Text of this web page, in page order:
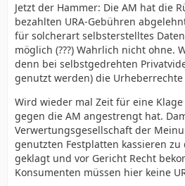
Jetzt der Hammer: Die AM hat die
bezahlten URA-Gebühren
für solcherart selbsterstelltes
möglich (???) Wahrlich nicht ohne.
denn bei selbstgedrehten
genutzt werden) die
Wird wieder mal Zeit für eine
gegen die AM angestrengt hat.
Verwertungsgesellschaft der
genutzten Festplatten kassieren
geklagt und vor Gericht Recht
Konsumenten müssen hier keine